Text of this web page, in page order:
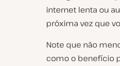
internet lenta ou
próxima vez que
Note que não
como o benefício